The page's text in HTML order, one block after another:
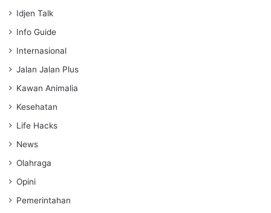
Idjen Talk
Info Guide
Internasional
Jalan Jalan Plus
Kawan Animalia
Kesehatan
Life Hacks
News
Olahraga
Opini
Pemerintahan